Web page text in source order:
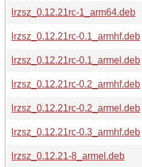
lrzsz_0.12.21rc-1_arm64.deb
lrzsz_0.12.21rc-0.1_armhf.deb
lrzsz_0.12.21rc-0.1_armel.deb
lrzsz_0.12.21rc-0.2_armhf.deb
lrzsz_0.12.21rc-0.2_armel.deb
lrzsz_0.12.21rc-0.3_armhf.deb
lrzsz_0.12.21-8_armel.deb